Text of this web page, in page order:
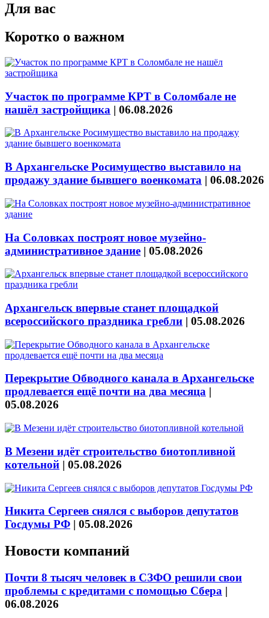
Для вас
Коротко о важном
Участок по программе КРТ в Соломбале не
нашёл застройщика | 06.08.2026
В Архангельске Росимущество выставило на
продажу здание бывшего военкомата | 06.08.2026
На Соловках построят новое музейно-
административное здание | 05.08.2026
Архангельск впервые станет площадкой
всероссийского праздника гребли | 05.08.2026
Перекрытие Обводного канала в Архангельске
продлевается ещё почти на два месяца |
05.08.2026
В Мезени идёт строительство биотопливной
котельной | 05.08.2026
Никита Сергеев снялся с выборов депутатов
Госдумы РФ | 05.08.2026
Новости компаний
Почти 8 тысяч человек в СЗФО решили свои
проблемы с кредитами с помощью Сбера |
06.08.2026